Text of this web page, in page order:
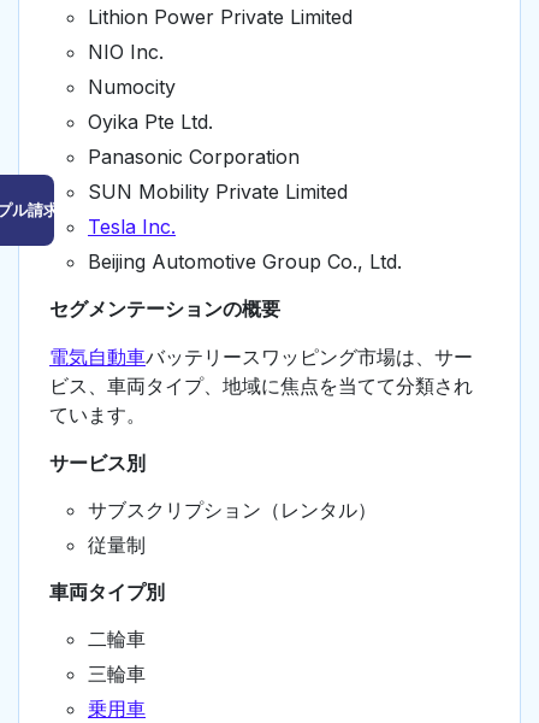
ル請求はこちら
Lithion Power Private Limited
NIO Inc.
Numocity
Oyika Pte Ltd.
Panasonic Corporation
SUN Mobility Private Limited
Tesla Inc.
Beijing Automotive Group Co., Ltd.
セグメンテーションの概要
電気自動車バッテリースワッピング市場は、サー
ビス、車両タイプ、地域に焦点を当てて分類され
ています。
サービス別
サブスクリプション（レンタル）
従量制
車両タイプ別
二輪車
三輪車
乗用車